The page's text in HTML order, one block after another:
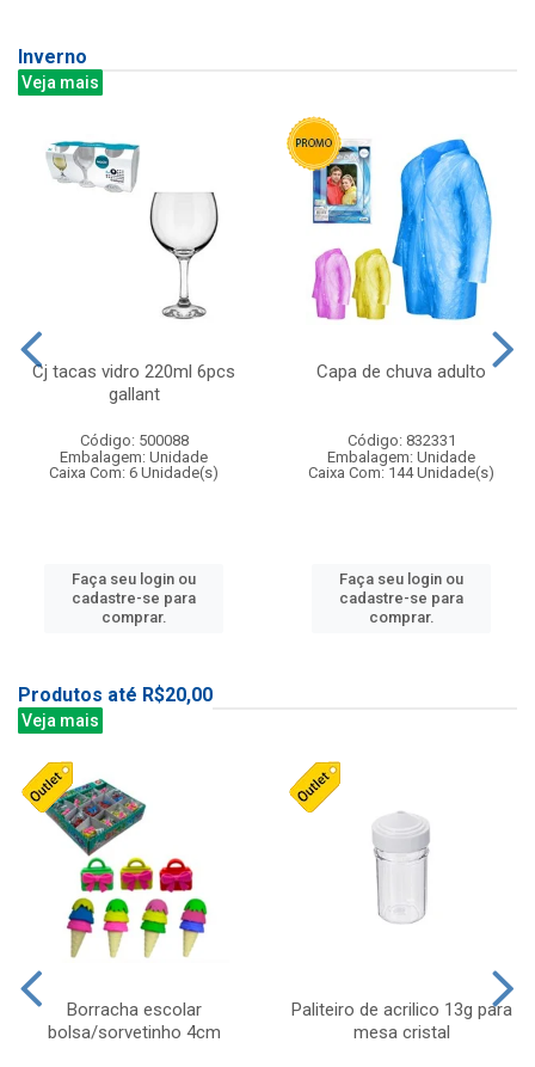
Inverno
Veja mais
Cj tacas vidro 220ml 6pcs
gallant
Código: 500088
Embalagem: Unidade
Caixa Com: 6 Unidade(s)
Faça seu login ou
cadastre-se para
comprar.
Capa de chuva adulto
Código: 832331
Embalagem: Unidade
Caixa Com: 144 Unidade(s)
Faça seu login ou
cadastre-se para
comprar.
Produtos até R$20,00
Veja mais
Borracha escolar
bolsa/sorvetinho 4cm
Paliteiro de acrilico 13g para
mesa cristal